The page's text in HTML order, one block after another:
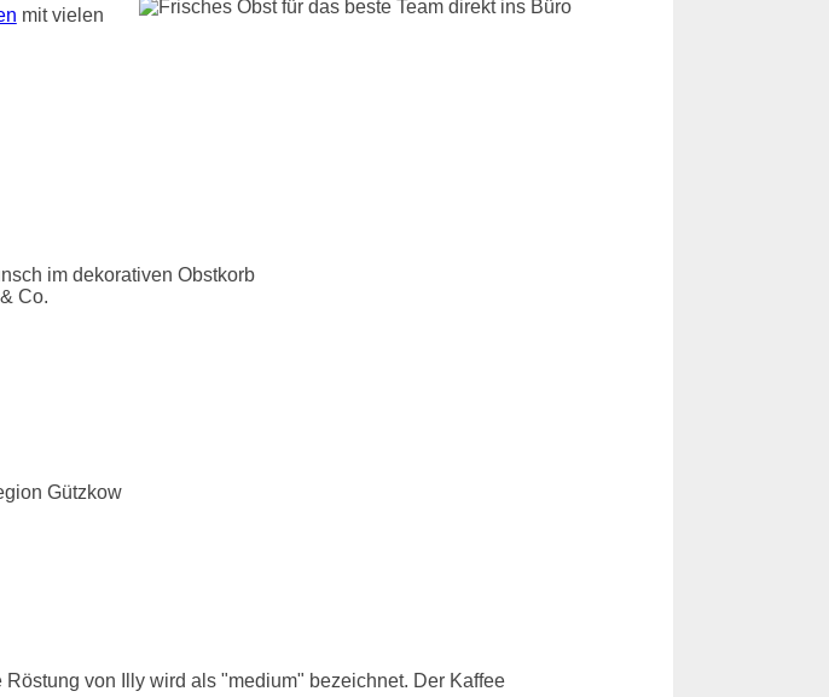
mit vielen
im dekorativen Obstkorb
Co.
Gützkow
Röstung von Illy wird als "medium" bezeichnet. Der Kaffee